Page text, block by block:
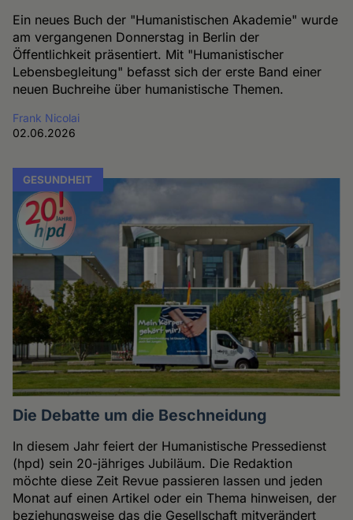
Ein neues Buch der "Humanistischen Akademie" wurde
am vergangenen Donnerstag in Berlin der
Öffentlichkeit präsentiert. Mit "Humanistischer
Lebensbegleitung" befasst sich der erste Band einer
neuen Buchreihe über humanistische Themen.
Frank Nicolai
02.06.2026
GESUNDHEIT
Die Debatte um die Beschneidung
In diesem Jahr feiert der Humanistische Pressedienst
(hpd) sein 20-jähriges Jubiläum. Die Redaktion
möchte diese Zeit Revue passieren lassen und jeden
Monat auf einen Artikel oder ein Thema hinweisen, der
beziehungsweise das die Gesellschaft mitverändert